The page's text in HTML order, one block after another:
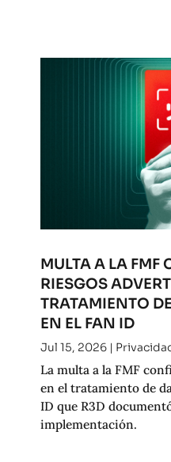
MULTA A LA FMF
RIESGOS
TRATAMIENTO
EN EL FAN ID
Jul 15, 2026|
La multa a la FMF
en el tratamiento de
ID que R3D
implementación.